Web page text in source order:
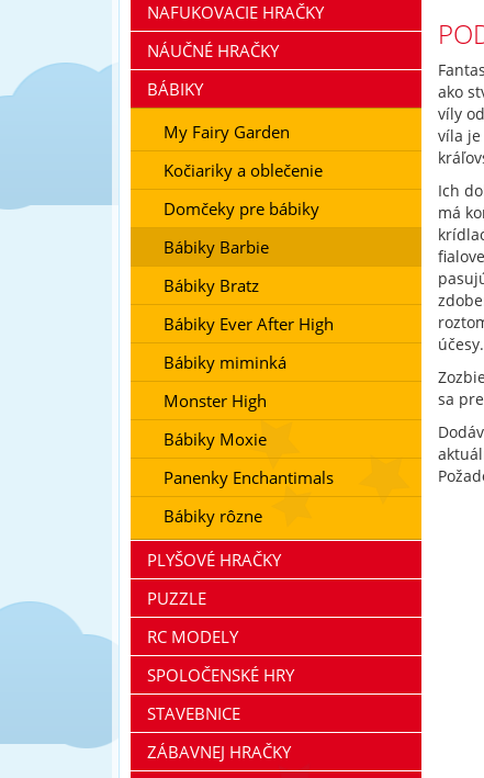
ako
víly
víla
Ich
má
účesy.
sa
NAFUKOVACIE HRAČKY
NÁUČNÉ HRAČKY
BÁBIKY
My Fairy Garden
Kočiariky a oblečenie
Domčeky pre bábiky
Bábiky Barbie
Bábiky Bratz
Bábiky Ever After High
Bábiky miminká
Monster High
Bábiky Moxie
Panenky Enchantimals
Bábiky rôzne
PLYŠOVÉ HRAČKY
PUZZLE
RC MODELY
SPOLOČENSKÉ HRY
STAVEBNICE
ZÁBAVNEJ HRAČKY